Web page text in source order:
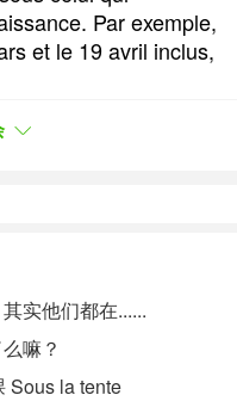
Par exemple,
et le 19 avril inclus,
阅下面与您的出生日
出生于3月21日至4
au 19 avril
实他们都在......
嘛？
Sous la tente